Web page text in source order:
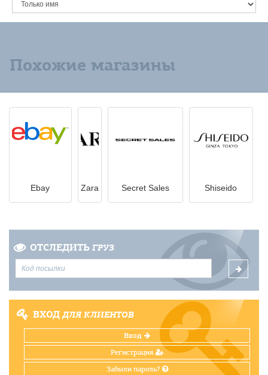
Похожие магазины
Ebay Zara Secret Sales Shiseido
ОТСЛЕДИТЬ ГРУЗ
ВХОДДЛЯ КЛИЕНТОВ
Вход
Регистрация
Забыли пароль?